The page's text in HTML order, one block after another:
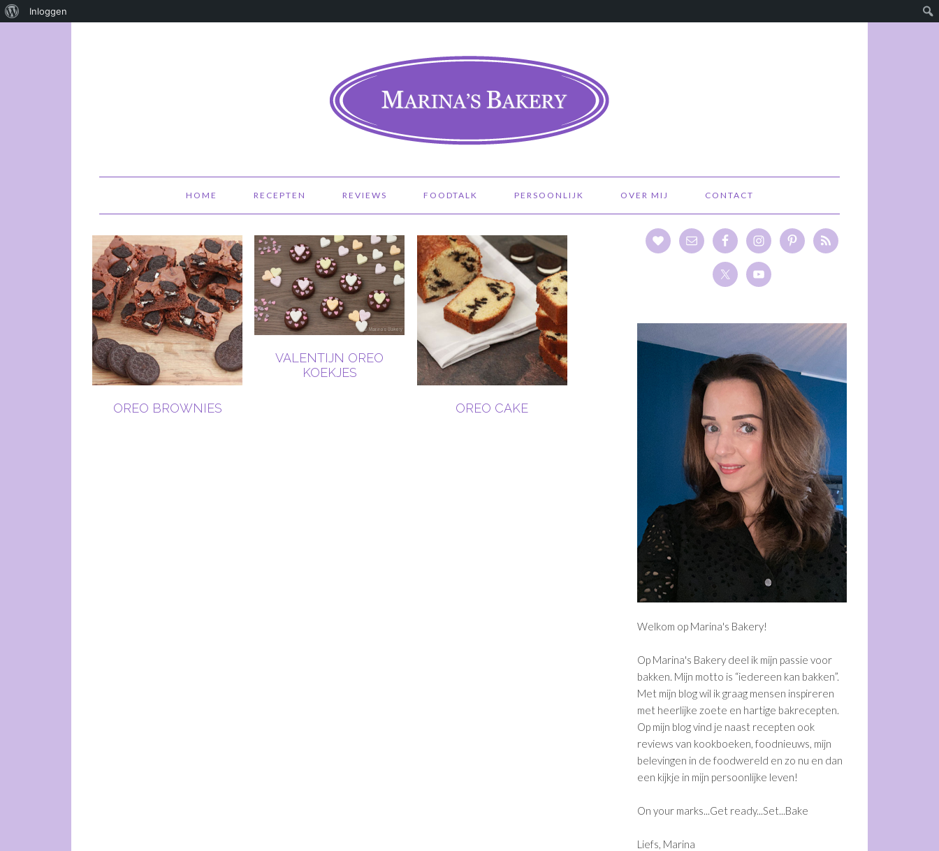
Over
Inloggen
HOME RECEPTEN REVIEWS FOODTALK PERSOONLIJK OVER MIJ CONTACT
OREO BROWNIES
VALENTIJN OREO
KOEKJES
OREO CAKE
Welkom op Marina's Bakery!
Op Marina's Bakery deel ik mijn passie voor
bakken. Mijn motto is “iedereen kan bakken”.
Met mijn blog wil ik graag mensen inspireren
met heerlijke zoete en hartige bakrecepten.
Op mijn blog vind je naast recepten ook
reviews van kookboeken, foodnieuws, mijn
belevingen in de foodwereld en zo nu en dan
een kijkje in mijn persoonlijke leven!
On your marks...Get ready...Set...Bake
Liefs, Marina